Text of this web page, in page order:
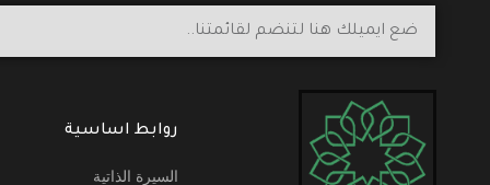
روابط اساسية
السيرة الذاتية